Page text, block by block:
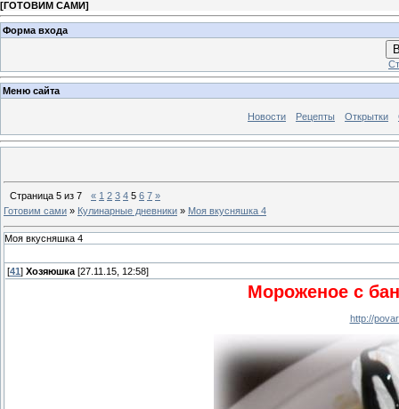
[ГОТОВИМ САМИ]
Форма входа
Меню сайта
Новости Рецепты Открытки
Страница 5 из 7 « 1 2 3 4 5 6 7 »
Готовим сами » Кулинарные дневники » Моя вкусняшка 4
Моя вкусняшка 4
[41 ] Хозяюшка [27.11.15, 12:58]
Мороженое с
http://